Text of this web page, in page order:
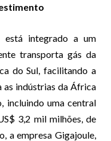
integrado a um
transporta gás da
do Sul, facilitando a
indústrias da África
incluindo uma central
3,2 mil milhões, de
a empresa Gigajoule,